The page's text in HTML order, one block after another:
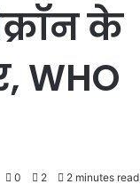
के
WHO
0 2 2 minutes read